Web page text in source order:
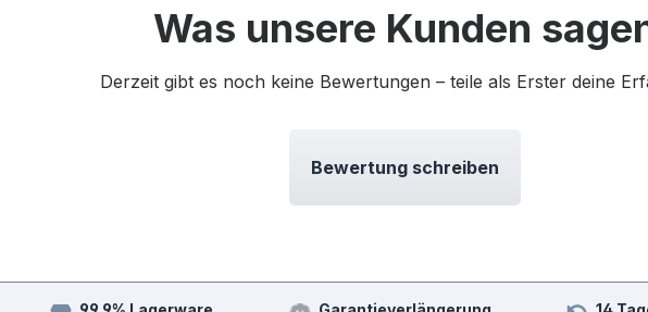
Was unsere Kunden
Derzeit gibt es noch keine Bewertungen – teile als Erster deine
Bewertung schreiben